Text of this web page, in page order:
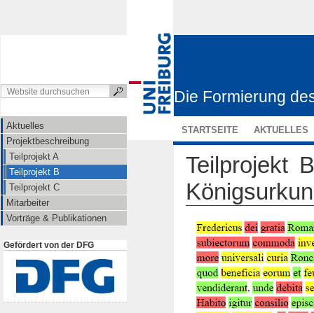
Aktuelles
Projektbeschreibung
Teilprojekt A
Teilprojekt B
Teilprojekt C
Mitarbeiter
Vorträge & Publikationen
Gefördert von der DFG
Die Formierung
STARTSEITE AKTUELLES
Teilprojekt